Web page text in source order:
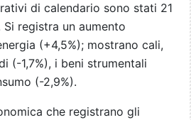
di calendario sono stati 21
registra un aumento
(+4,5%); mostrano cali,
(-1,7%), i beni strumentali
(-2,9%).
che registrano gli